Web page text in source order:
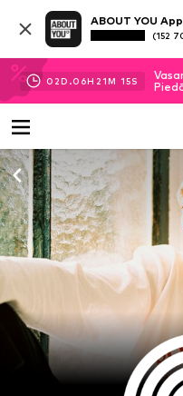
ABOUT YOU App
(152
02D.06H 21M 15S